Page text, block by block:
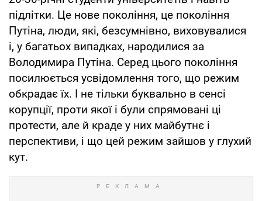
підлітки. Це нове покоління, це покоління
Путіна, люди, які, безсумнівно, виховувалися
і, у багатьох випадках, народилися за
Володимира Путіна. Серед цього покоління
посилюється усвідомлення того, що режим
обкрадає їх. І не тільки буквально в сенсі
корупції, проти якої і були спрямовані ці
протести, але й краде у них майбутнє і
перспективи, і що цей режим зайшов у глухий
кут.